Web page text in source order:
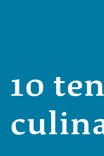
10